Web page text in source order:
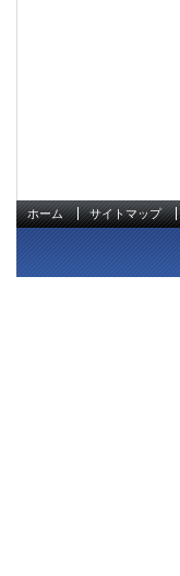
ホーム サイトマップ